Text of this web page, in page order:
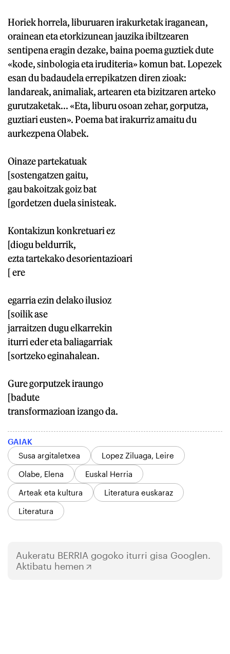
Horiek horrela, liburuaren irakurketak iraganean,
orainean eta etorkizunean jauzika ibiltzearen
sentipena eragin dezake, baina poema guztiek dute
«kode, sinbologia eta iruditeria» komun bat. Lopezek
esan du badaudela errepikatzen diren zioak:
landareak, animaliak, artearen eta bizitzaren arteko
gurutzaketak... «Eta, liburu osoan zehar, gorputza,
guztiari eusten». Poema bat irakurriz amaitu du
aurkezpena Olabek.
Oinaze partekatuak
[sostengatzen gaitu,
gau bakoitzak goiz bat
[gordetzen duela sinisteak.
Kontakizun konkretuari ez
[diogu beldurrik,
ezta tartekako desorientazioari
[ ere
egarria ezin delako ilusioz
[soilik ase
jarraitzen dugu elkarrekin
iturri eder eta baliagarriak
[sortzeko eginahalean.
Gure gorputzek iraungo
[badute
transformazioan izango da.
GAIAK
Susa argitaletxea
Lopez Ziluaga, Leire
Olabe, Elena
Euskal Herria
Arteak eta kultura
Literatura euskaraz
Literatura
Aukeratu BERRIA gogoko iturri gisa Googlen.
Aktibatu hemen